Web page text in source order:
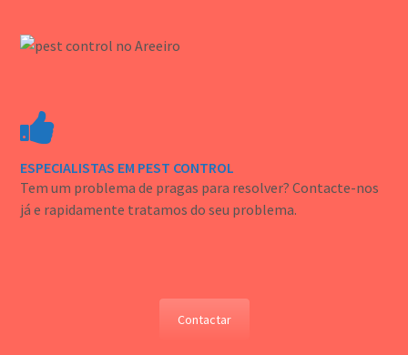
ESPECIALISTAS EM PEST CONTROL
Tem um problema de pragas para resolver? Contacte-nos
já e rapidamente tratamos do seu problema.
Contactar